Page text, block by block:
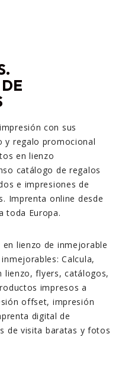
con sus
y regalo promocional
en lienzo
catálogo de regalos
e impresiones de
Imprenta online desde
toda Europa.
lienzo de inmejorable
Calcula,
lienzo, flyers, catálogos,
impresos a
offset, impresión
digital de
de visita baratas y fotos